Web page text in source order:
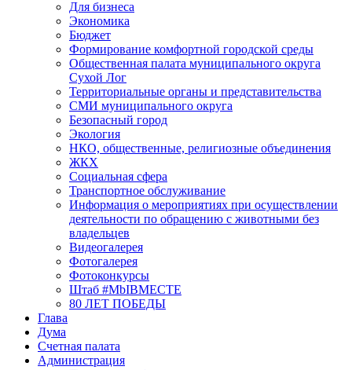
Для бизнеса
Экономика
Бюджет
Формирование комфортной городской среды
Общественная палата муниципального округа
Сухой Лог
Территориальные органы и представительства
СМИ муниципального округа
Безопасный город
Экология
НКО, общественные, религиозные объединения
ЖКХ
Социальная сфера
Транспортное обслуживание
Информация о мероприятиях при осуществлении
деятельности по обращению с животными без
владельцев
Видеогалерея
Фотогалерея
Фотоконкурсы
Штаб #MbIBMECTE
80 ЛЕТ ПОБЕДЫ
Глава
Дума
Счетная палата
Администрация